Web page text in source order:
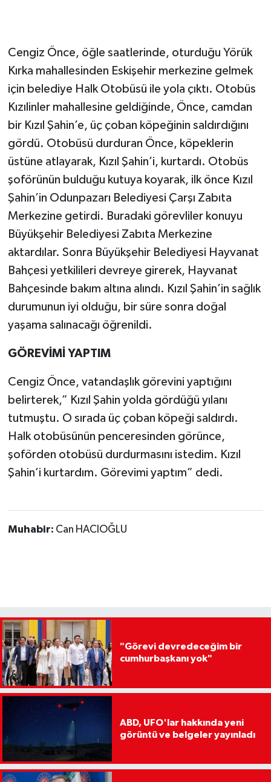
Cengiz Önce, öğle saatlerinde, oturduğu Yörük
Kırka mahallesinden Eskişehir merkezine gelmek
için belediye Halk Otobüsü ile yola çıktı. Otobüs
Kızılinler mahallesine geldiğinde, Önce, camdan
bir Kızıl Şahin’e, üç çoban köpeğinin saldırdığını
gördü. Otobüsü durduran Önce, köpeklerin
üstüne atlayarak, Kızıl Şahin’i, kurtardı. Otobüs
şoförünün bulduğu kutuya koyarak, ilk önce Kızıl
Şahin’in Odunpazarı Belediyesi Çarşı Zabıta
Merkezine getirdi. Buradaki görevliler konuyu
Büyükşehir Belediyesi Zabıta Merkezine
aktardılar. Sonra Büyükşehir Belediyesi Hayvanat
Bahçesi yetkilileri devreye girerek, Hayvanat
Bahçesinde bakım altına alındı. Kızıl Şahin’in sağlık
durumunun iyi olduğu, bir süre sonra doğal
yaşama salınacağı öğrenildi.
GÖREVİMİ YAPTIM
Cengiz Önce, vatandaşlık görevini yaptığını
belirterek,” Kızıl Şahin yolda gördüğü yılanı
tutmuştu. O sırada üç çoban köpeği saldırdı.
Halk otobüsünün penceresinden görünce,
şoförden otobüsü durdurmasını istedim. Kızıl
Şahin’i kurtardım. Görevimi yaptım” dedi.
Muhabir: Can HACIOĞLU
"Görevi devredeceğim bir
cumhurbaşkanı yok"
ABD, UFO'lar hakkında yeni
görüntü ve belgeler yayınladı